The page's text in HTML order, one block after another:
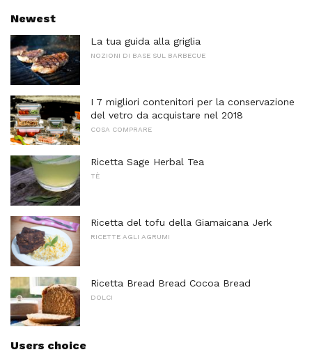
Newest
La tua guida alla griglia
NOZIONI DI BASE SUL BARBECUE
I 7 migliori contenitori per la conservazione
del vetro da acquistare nel 2018
COSA COMPRARE
Ricetta Sage Herbal Tea
TÈ
Ricetta del tofu della Giamaicana Jerk
RICETTE AGLI AGRUMI
Ricetta Bread Bread Cocoa Bread
DOLCI
Users choice